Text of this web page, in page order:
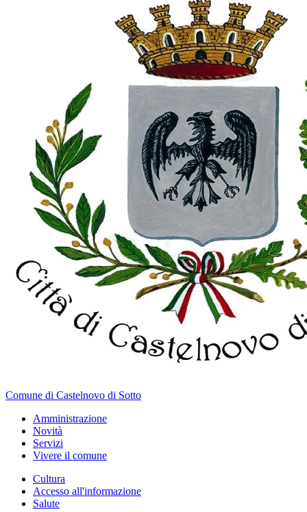
Comune di Castelnovo di Sotto
Amministrazione
Novità
Servizi
Vivere il comune
Cultura
Accesso all'informazione
Salute